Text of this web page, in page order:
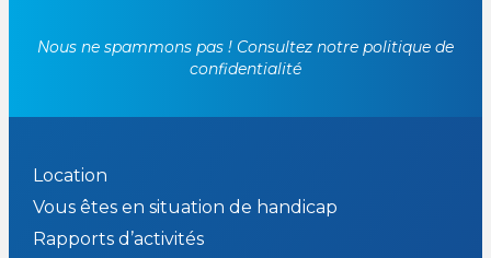
Nous ne spammons pas ! Consultez notre politique de
confidentialité
Location
Vous êtes en situation de handicap
Rapports d’activités